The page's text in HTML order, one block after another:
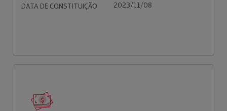
DATA DE CONSTITUIÇÃO 2023/11/08